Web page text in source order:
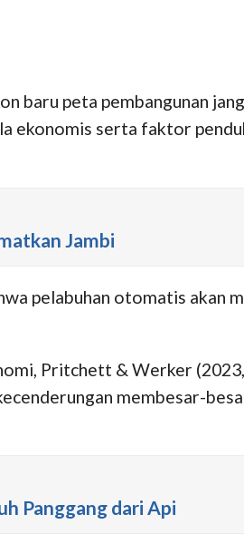
baru peta pembangunan
ekonomis serta faktor
Jambi
pelabuhan otomatis akan
Pritchett & Werker
membesar-
Panggang dari Api